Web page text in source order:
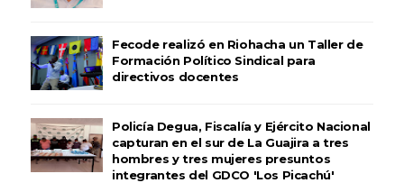
Fecode realizó en Riohacha un Taller de
Formación Político Sindical para
directivos docentes
Policía Degua, Fiscalía y Ejército Nacional
capturan en el sur de La Guajira a tres
hombres y tres mujeres presuntos
integrantes del GDCO 'Los Picachú'